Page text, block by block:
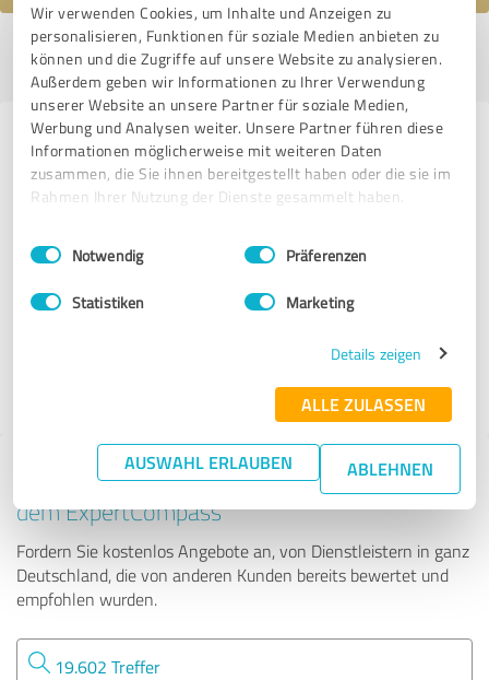
Wir verwenden Cookies, um Inhalte und Anzeigen zu
personalisieren, Funktionen für soziale Medien anbieten zu
können und die Zugriffe auf unsere Website zu analysieren.
Außerdem geben wir Informationen zu Ihrer Verwendung
unserer Website an unsere Partner für soziale Medien,
Werbung und Analysen weiter. Unsere Partner führen diese
Informationen möglicherweise mit weiteren Daten
zusammen, die Sie ihnen bereitgestellt haben oder die sie im
Rahmen Ihrer Nutzung der Dienste gesammelt haben.
Impressum Datenschutzbestimmungen
Einwilligungsauswahl
Notwendig Präferenzen
Statistiken Marketing
Details zeigen
ALLE ZULASSEN
AUSWAHL ERLAUBEN ABLEHNEN
Profil aktiv seit 20.11.2017 | Letzte Aktualisierung: 23.11.2017
melden
Erfahrungen zu weiteren
Anbietern aus dem Bereich
Beratung
ThoS comitat UG (haftungsbeschränkt)
Tipp: Die passenden Experten finden - mit
dem ExpertCompass
Fordern Sie kostenlos Angebote an, von Dienstleistern in ganz
Deutschland, die von anderen Kunden bereits bewertet und
empfohlen wurden.
19.602 Treffer